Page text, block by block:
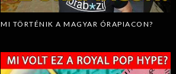
MI TÖRTÉNIK A MAGYAR ÓRAPIACON?